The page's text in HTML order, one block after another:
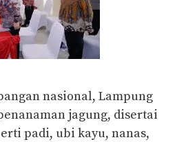
nasional, Lampung
jagung, disertai
padi, ubi kayu, nanas,